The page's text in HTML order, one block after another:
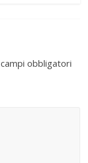
obbligatori